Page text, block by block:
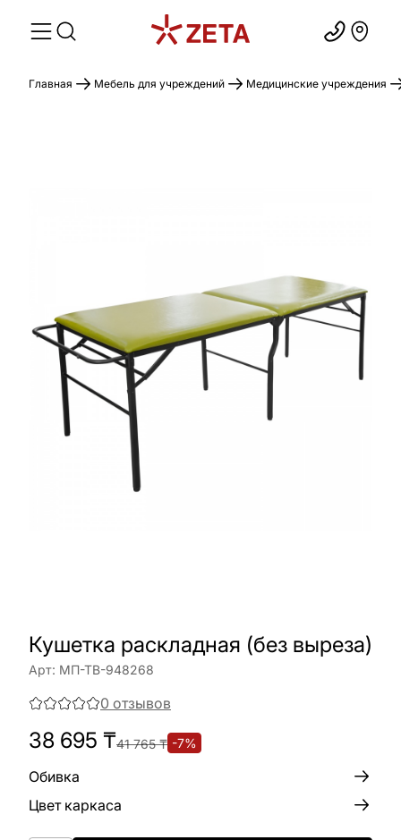
Главная Мебель для учреждений Медицинские учреждения
Кушетка раскладная (без выреза)
Арт: МП-ТВ-948268
0 отзывов
38 695 ₸41 765₸ -7%
Обивка
Цвет каркаса